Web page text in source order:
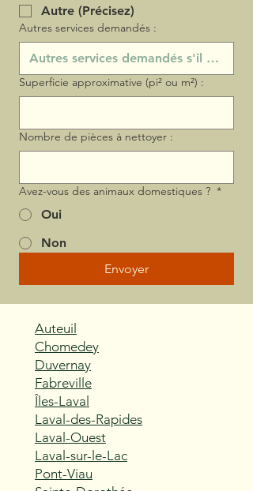
Autre (Précisez)
Autres services demandés :
Superficie approximative (pi² ou m²) :
Nombre de pièces à nettoyer :
Avez-vous des animaux domestiques ? *
Oui
Non
Envoyer
Auteuil
Chomedey
Duvernay
Fabreville
Îles-Laval
Laval-des-Rapides
Laval-Ouest
Laval-sur-le-Lac
Pont-Viau